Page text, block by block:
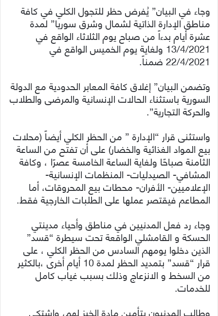
وجاء في البيان” يُفرض حظر للتجول الكلي في كافة
مناطق الإدارة الذاتية لشمال وشرق سوريا” لمدة
عشرة أيام بدءاً من صباح يوم الثلاثاء الواقع في
13/4/2021 ولغاية يوم الخميس الواقع في
22/4/2021 ضمناً.
وتضمن البيان” إغلاق كافة المعابر الحدودية مع الدولة
السورية باستثناء الحالات الإنسانية والمرضى والطلاب
والحركة التجارية”.
واستثنى قرار “الإدارة ” من الحظر الكلي أيضاً (محلات
بيع المواد الغذائية والخضار) على أن تفتح من الساعة
الثامنة صباحًا ولغاية الساعة الخامسة عصرًا ، وكافة
المشافي- الصيدليات- المنظمات الإنسانية-
الإعلاميين- الأفران- محطات بيع المحروقات، أما
المطاعم فيقتصر عملها على الطلبات الخارجية فقط.
وجاء رد فعل المدنيين في مناطق وأحياء مدينتي
الحسكة و القامشلي الواقعة تحت سيطرة “قسد”
الذين دخلوا يومهم السادس من الحظر الكلي ، على
قرار “قسد” بتمديد الحظر لمدة 10 أيام أخرى ،بالكثير
من السخط و الانزعاج وذلك بسبب غياب كامل
للخدمات.
وطالب المدنيون بتأمين مادة الخبز لهم، واشتكى